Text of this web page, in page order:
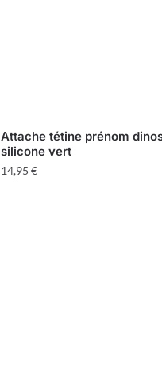
Attache tétine prénom
silicone vert
14,95 €